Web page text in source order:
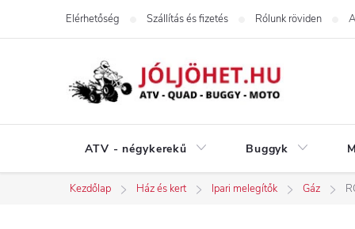
Elérhetőség Szállítás és fizetés Rólunk röviden
ATV - négykerekű Buggyk
Kezdőlap Ház és kert Ipari melegítők Gáz